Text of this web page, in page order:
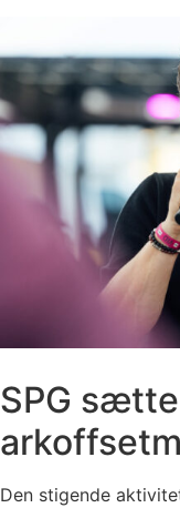
SPG
Den stigende